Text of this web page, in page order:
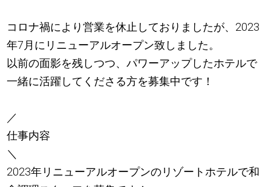
コロナ禍により営業を休止しておりましたが、2023
年7月にリニューアルオープン致しました。
以前の面影を残しつつ、パワーアップしたホテルで
一緒に活躍してくださる方を募集中です！
／
仕事内容
＼
2023年リニューアルオープンのリゾートホテルで和